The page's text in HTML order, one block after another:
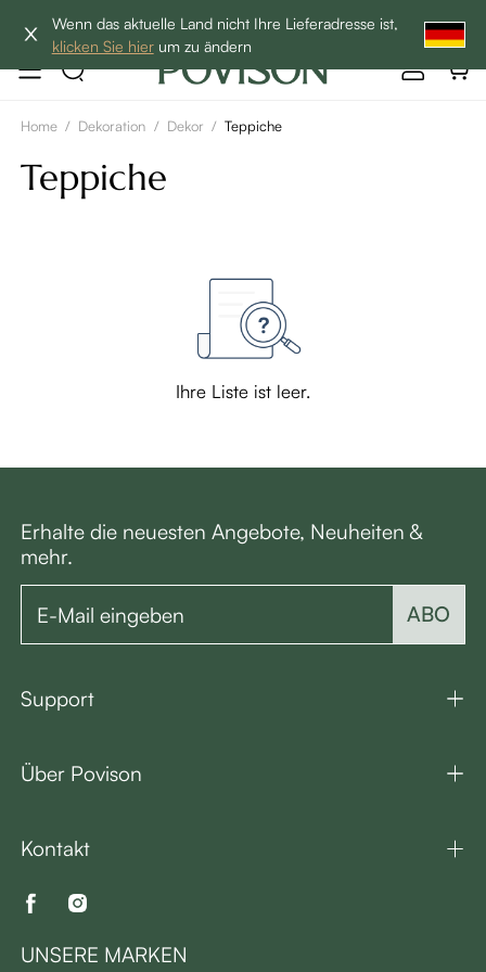
Wenn das aktuelle Land nicht Ihre Lieferadresse ist,
klicken Sie hierum zu ändern
Hottest Bundles| 12% Auf Beliebte Bundles→
Home / Dekoration / Dekor / Teppiche
Teppiche
Ihre Liste ist leer.
Erhalte die neuesten Angebote, Neuheiten &
mehr.
ABO
Support
Über Povison
Kontakt
UNSERE MARKEN